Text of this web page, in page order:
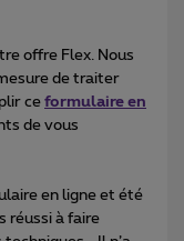
offre Flex. Nous
de traiter
ce formulaire en
de vous
en ligne et été
réussi à faire